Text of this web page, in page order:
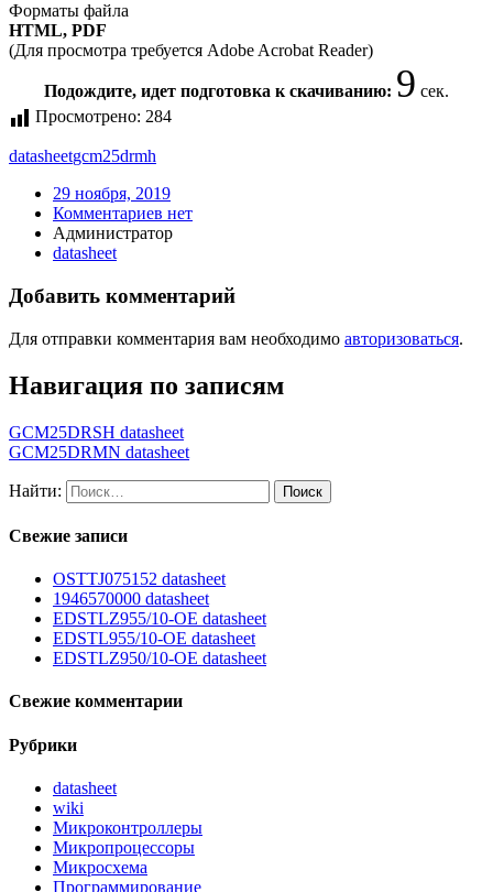
Форматы файла
HTML, PDF
(Для просмотра требуется Adobe Acrobat Reader)
Подождите, идет подготовка к скачиванию: 9 сек.
Просмотрено: 284
datasheetgcm25drmh
29 ноября, 2019
Комментариев нет
Администратор
datasheet
Добавить комментарий
Для отправки комментария вам необходимо авторизоваться.
Навигация по записям
GCM25DRSH datasheet
GCM25DRMN datasheet
Найти:
Свежие записи
OSTTJ075152 datasheet
1946570000 datasheet
EDSTLZ955/10-OE datasheet
EDSTL955/10-OE datasheet
EDSTLZ950/10-OE datasheet
Свежие комментарии
Рубрики
datasheet
wiki
Микроконтроллеры
Микропроцессоры
Микросхема
Программирование